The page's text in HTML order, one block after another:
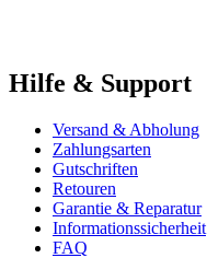
Hilfe & Support
Versand & Abholung
Zahlungsarten
Gutschriften
Retouren
Garantie & Reparatur
Informationssicherheit
FAQ